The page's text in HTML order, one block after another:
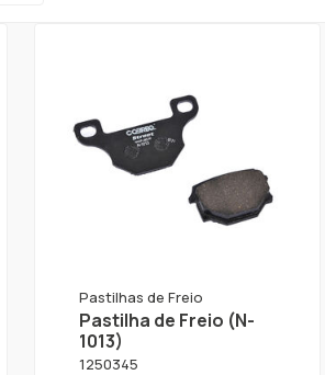
Pastilhas de Freio
Pastilha de Freio (N-
1013)
1250345